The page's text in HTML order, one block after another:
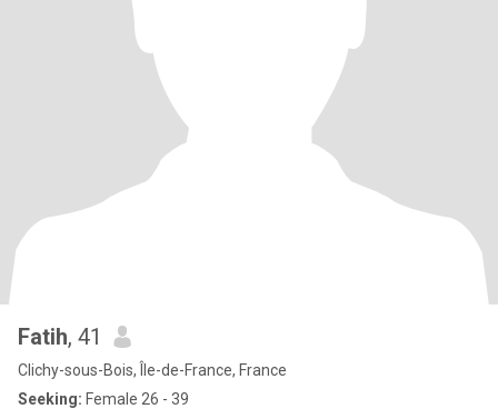
Fatih, 41
Clichy-sous-Bois, Île-de-France, France
Seeking: Female 26 - 39